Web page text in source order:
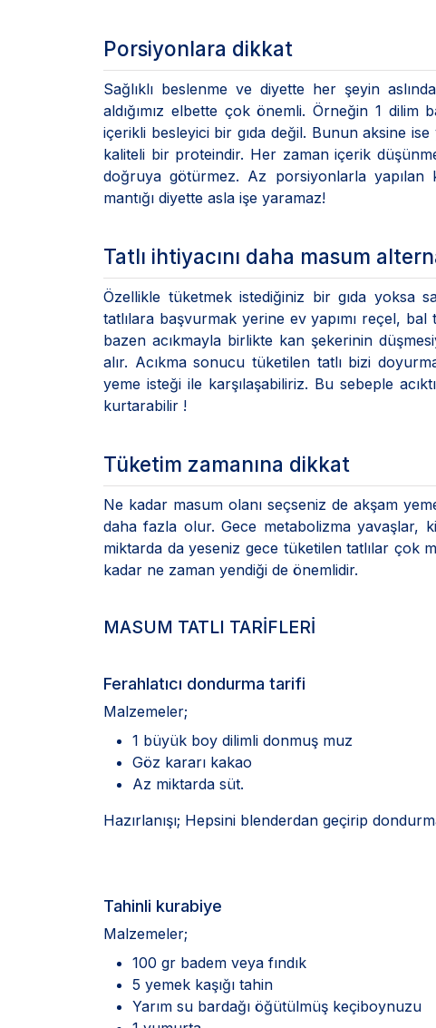
Porsiyonlara dikkat
Sağlıklı beslenme ve diyette her şeyin
aldığımız elbette çok önemli. Örneğin 1
içerikli besleyici bir gıda değil. Bunun aksine
kaliteli bir proteindir. Her zaman içerik
doğruya götürmez. Az porsiyonlarla
mantığı diyette asla işe yaramaz!
Tatlı ihtiyacını daha masum
Özellikle tüketmek istediğiniz bir gıda yoksa
tatlılara başvurmak yerine ev yapımı reçel, bal
bazen acıkmayla birlikte kan şekerinin
alır. Acıkma sonucu tüketilen tatlı bizi
yeme isteği ile karşılaşabiliriz. Bu sebeple
kurtarabilir !
Tüketim zamanına dikkat
Ne kadar masum olanı seçseniz de akşam
daha fazla olur. Gece metabolizma yavaşlar,
miktarda da yeseniz gece tüketilen tatlılar çok
kadar ne zaman yendiği de önemlidir.
MASUM TATLI TARİFLERİ
Ferahlatıcı dondurma tarifi
Malzemeler;
1 büyük boy dilimli donmuş muz
Göz kararı kakao
Az miktarda süt.
Hazırlanışı; Hepsini blenderdan geçirip
Tahinli kurabiye
Malzemeler;
100 gr badem veya fındık
5 yemek kaşığı tahin
Yarım su bardağı öğütülmüş keçiboynuzu